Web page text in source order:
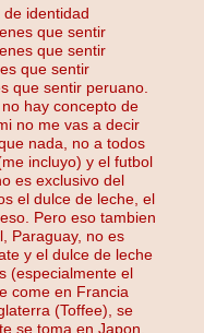
identidad
que sentir
que sentir
que sentir
que sentir peruano.
hay concepto de
no me vas a decir
nada, no a todos
incluyo) y el futbol
es exclusivo del
el dulce de leche, el
Pero eso tambien
Paraguay, no es
y el dulce de leche
(especialmente el
come en Francia
(Toffee), se
se toma en Japon,